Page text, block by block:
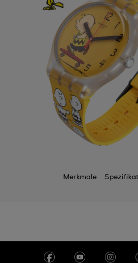
Merkmale